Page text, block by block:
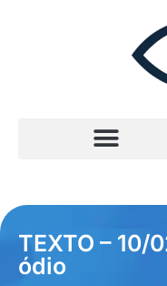
TEXTO – 10/
ódio